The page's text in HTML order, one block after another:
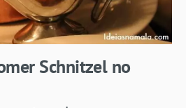
Schnitzel no